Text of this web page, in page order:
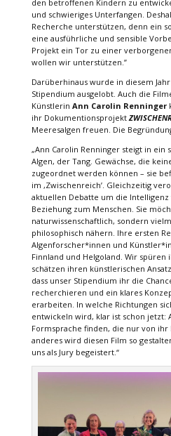
den betroffenen Kindern zu
und schwieriges Unterfangen.
Recherche unterstützen, denn ein
eine ausführliche und sensible
Projekt ein Tor zu einer
wollen wir unterstützen.”
Darüberhinaus wurde in diesem
Stipendium ausgelobt. Auch die
Künstlerin Ann Carolin Renninger
ihr Dokumentionsprojekt
Meeresalgen freuen. Die
„Ann Carolin Renninger steigt in ein
Algen, der Tang. Gewächse, die
zugeordnet werden können – sie
im ,Zwischenreich’. Gleichzeitig
aktuellen Debatte um die
Beziehung zum Menschen. Sie
naturwissenschaftlich, sondern
philosophisch nähern. Ihre ersten
Algenforscher*innen und
Finnland und Helgoland. Wir spüren
schätzen ihren künstlerischen
dass unser Stipendium ihr die
recherchieren und ein klares
erarbeiten. In welche Richtungen
entwickeln wird, klar ist schon jetzt:
Formsprache finden, die nur von
anderes wird diesen Film so
uns als Jury begeistert.“